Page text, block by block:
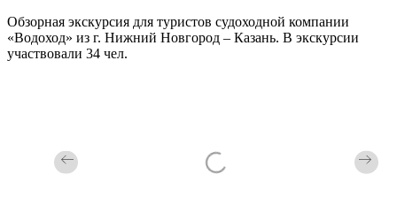
Обзорная экскурсия для туристов судоходной компании
«Водоход» из г. Нижний Новгород – Казань. В экскурсии
участвовали 34 чел.